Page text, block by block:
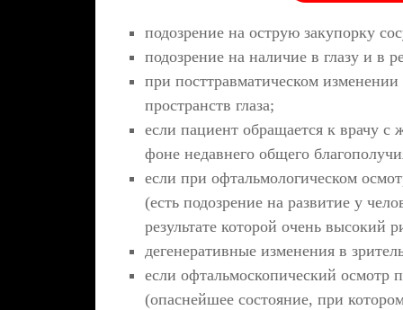
подозрение на острую закупорку
подозрение на наличие в глазу и в
при посттравматическом
пространств глаза;
если пациент обращается к врачу с
фоне недавнего общего
если при офтальмологическом
(есть подозрение на развитие у
результате которой очень высокий
дегенеративные изменения в
если офтальмоскопический осмотр
(опаснейшее состояние, при